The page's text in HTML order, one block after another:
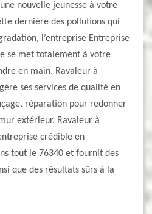
nouvelle jeunesse à votre
dernière des pollutions qui
l’entreprise Entreprise
se met totalement à votre
en main. Ravaleur à
ses services de qualité en
réparation pour redonner
extérieur. Ravaleur à
crédible en
tout le 76340 et fournit des
que des résultats sûrs à la